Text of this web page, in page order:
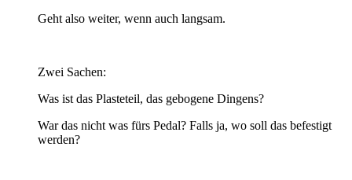
Geht also weiter, wenn auch langsam.
Zwei Sachen:
Was ist das Plasteteil, das gebogene Dingens?
War das nicht was fürs Pedal? Falls ja, wo soll das befestigt
werden?